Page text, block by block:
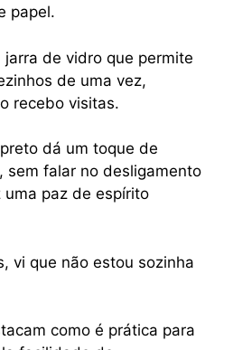
papel.
de vidro que permite
de uma vez,
recebo visitas.
dá um toque de
sem falar no desligamento
paz de espírito
vi que não estou sozinha
como é prática para